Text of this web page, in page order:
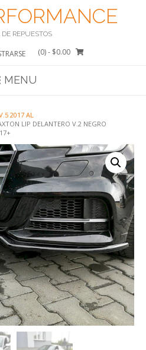
REPUESTOS
(0)- $0.00
MENU
2017 AL
LIP DELANTERO V.2 NEGRO